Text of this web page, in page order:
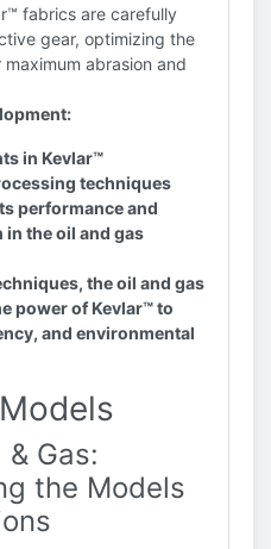
fabrics are carefully
gear, optimizing the
abrasion and
in Kevlar™
techniques
performance and
the oil and gas
the oil and gas
power of Kevlar™ to
and environmental
Gas:
the Models